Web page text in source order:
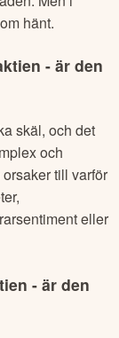
hänt.
- är den
skäl, och det
och
till varför
eller
- är den